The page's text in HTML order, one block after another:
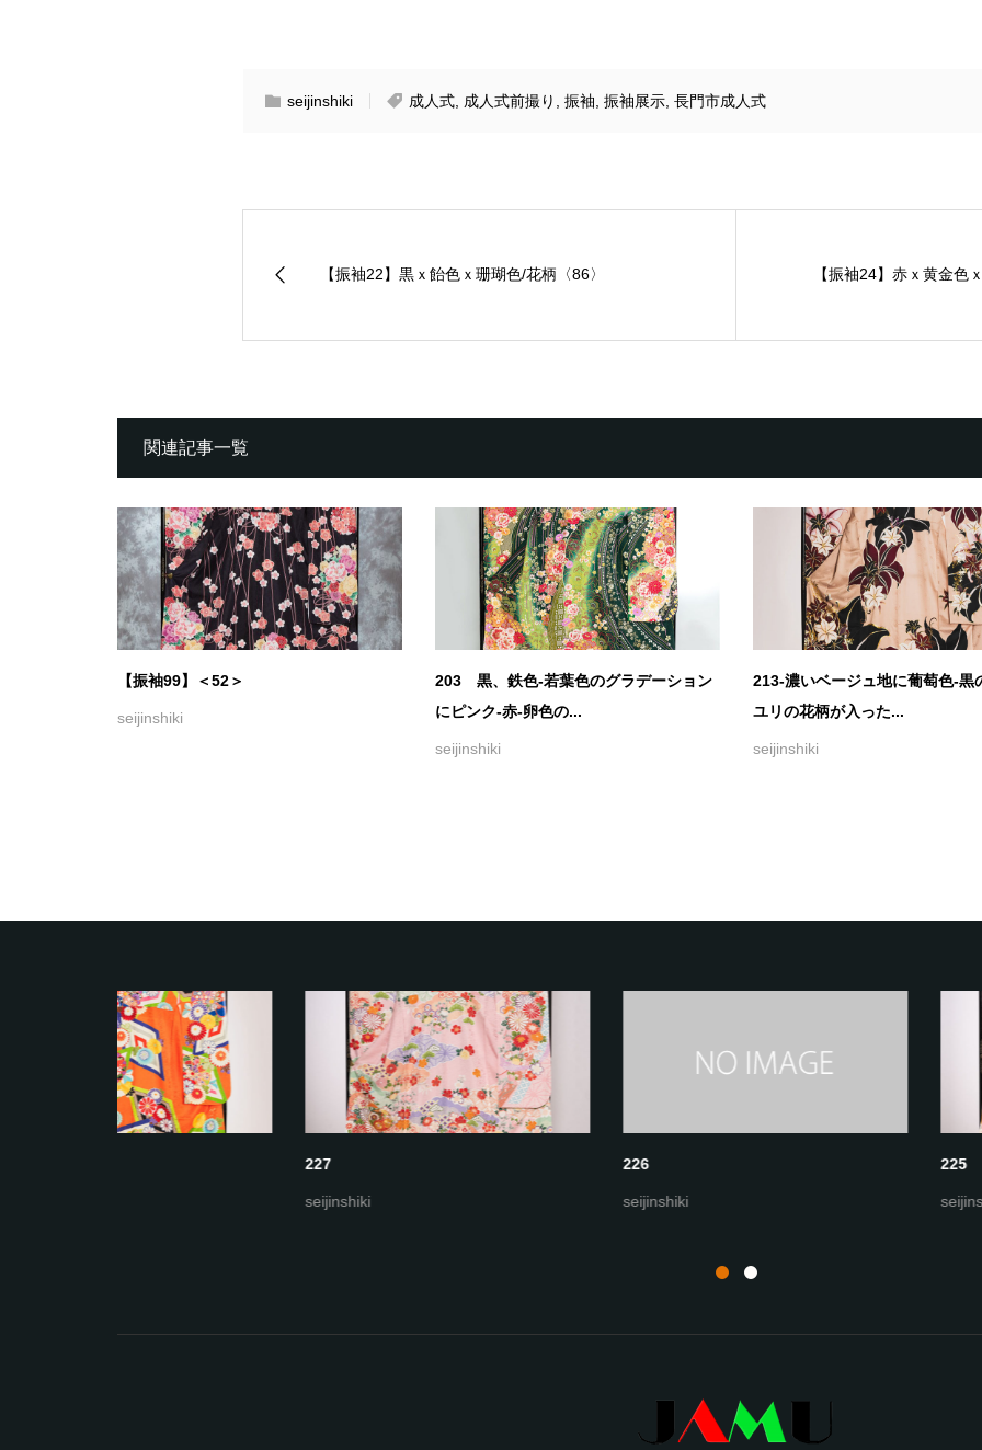
seijinshiki 成人式 成人式前撮り 振袖 振袖展示 長門市成人式
【振袖22】黒ｘ飴色ｘ珊瑚色/花柄〈86〉 【振袖24】赤ｘ黄金色
関連記事一覧
【振袖99】＜52＞
seijinshiki
203 黒、鉄色-若葉色のグラデーション
にピンク-赤-卵色の...
seijinshiki
213-濃いベージュ地に葡萄色-黒
ユリの花柄が入った...
seijinshiki